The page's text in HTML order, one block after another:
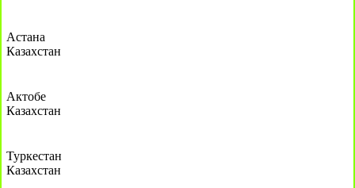
Астана
Казахстан
Актобе
Казахстан
Туркестан
Казахстан